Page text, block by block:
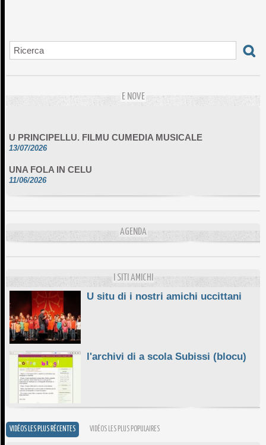
E NOVE
13/07/2026
11/06/2026
DA SCIMULÌ
AGENDA
I SITI AMICHI
U situ di i nostri amichi uccittani
l'archivi di a scola Subissi (blocu)
VIDÉOS LES PLUS RÉCENTES VIDÉOS LES PLUS POPULAIRES